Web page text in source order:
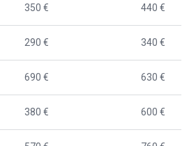
350 € 440 €
290 € 340 €
690 € 630 €
380 € 600 €